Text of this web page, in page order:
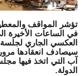
تؤشر المواقف
في الساعات الأخيرة
العكسي الجاري
سيصادف انعقادها
آب التي اتخذ فيها
الدولة.